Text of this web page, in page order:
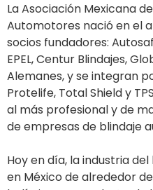
La Asociación Mexicana
Automotores nació en el
socios fundadores:
EPEL, Centur Blindajes,
Alemanes, y se integran
Protelife, Total Shield y
al más profesional y de
de empresas de blindaje
Hoy en día, la industria
en México de alrededor